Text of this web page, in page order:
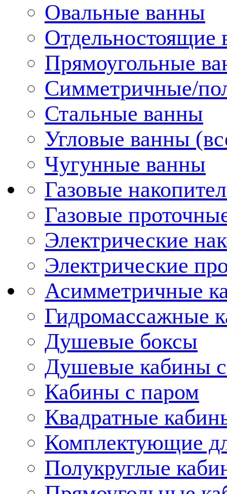
Овальные ванны
Отдельностоящие
Прямоугольные
Симметричные/
Стальные ванны
Угловые ванны
Чугунные ванны
Газовые
Газовые
Электрические
Электрические
Асимметричные
Гидромассажные
Душевые боксы
Душевые кабины
Кабины с паром
Квадратные
Комплектующие
Полукруглые